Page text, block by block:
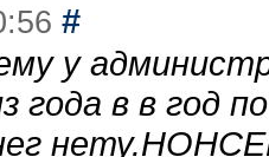
#
у
года в в год